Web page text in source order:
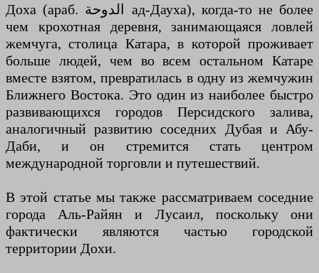
Доха (араб. الدوحة ад-Дауха), когда-то не более
чем крохотная деревня, занимающаяся ловлей
жемчуга, столица Катара, в которой проживает
больше людей, чем во всем остальном Катаре
вместе взятом, превратилась в одну из жемчужин
Ближнего Востока. Это один из наиболее быстро
развивающихся городов Персидского залива,
аналогичный развитию соседних Дубая и Абу-
Даби, и он стремится стать центром
международной торговли и путешествий.
В этой статье мы также рассматриваем соседние
города Аль-Райян и Лусаил, поскольку они
фактически являются частью городской
территории Дохи.